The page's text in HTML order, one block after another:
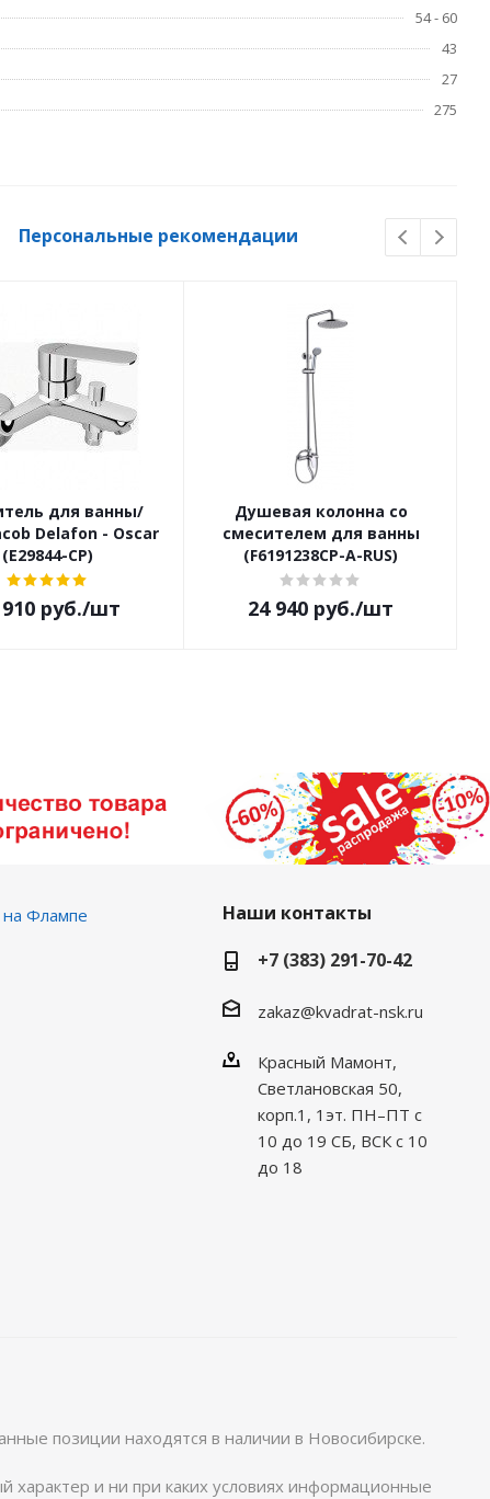
54 - 60
43
27
275
Персональные рекомендации
для ванны/
Delafon - Oscar
(E29844-CP)
руб./шт
Душевая колонна со
смесителем для ванны
(F6191238CP-A-RUS)
24 940 руб./шт
Флампе
Наши контакты
+7 (383) 291-70-42
zakaz@kvadrat-nsk.ru
Красный Мамонт,
Светлановская 50,
корп.1, 1эт. ПН–ПТ с
10 до 19 CБ, ВСК с 10
до 18
позиции находятся в наличии в Новосибирске.
и ни при каких условиях информационные